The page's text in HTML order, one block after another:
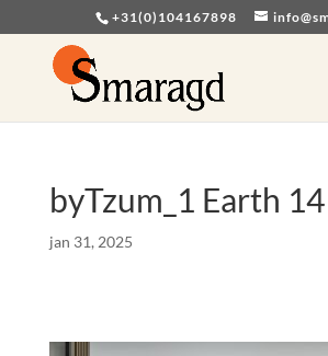
+31(0)104167898
byTzum_1 Earth 14
jan 31, 2025